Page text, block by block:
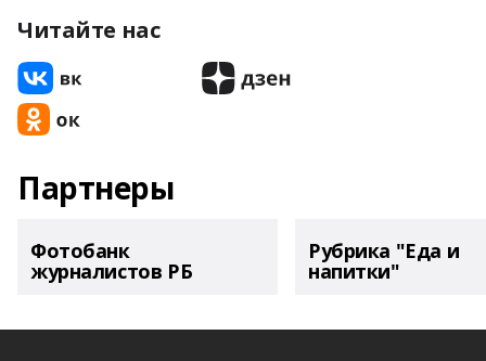
Читайте нас
Партнеры
Фотобанк
журналистов РБ
Рубрика "Еда и
напитки"